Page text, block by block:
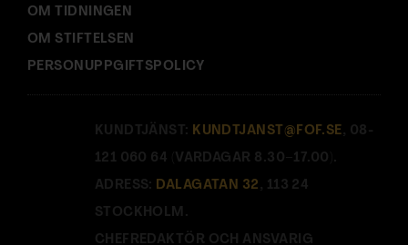
OM TIDNINGEN
OM STIFTELSEN
PERSONUPPGIFTSPOLICY
KUNDTJÄNST: KUNDTJANST@FOF.SE , 08-
121 060 64 (VARDAGAR 8.30–17.00).
ADRESS: DALAGATAN 32 , 113 24
STOCKHOLM.
CHEFREDAKTÖR OCH ANSVARIG